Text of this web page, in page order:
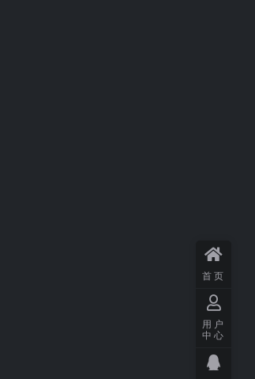
首页
用户
中心